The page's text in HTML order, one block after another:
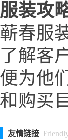
服装攻
蕲春服
了解客
便为他
和购买
友情链接